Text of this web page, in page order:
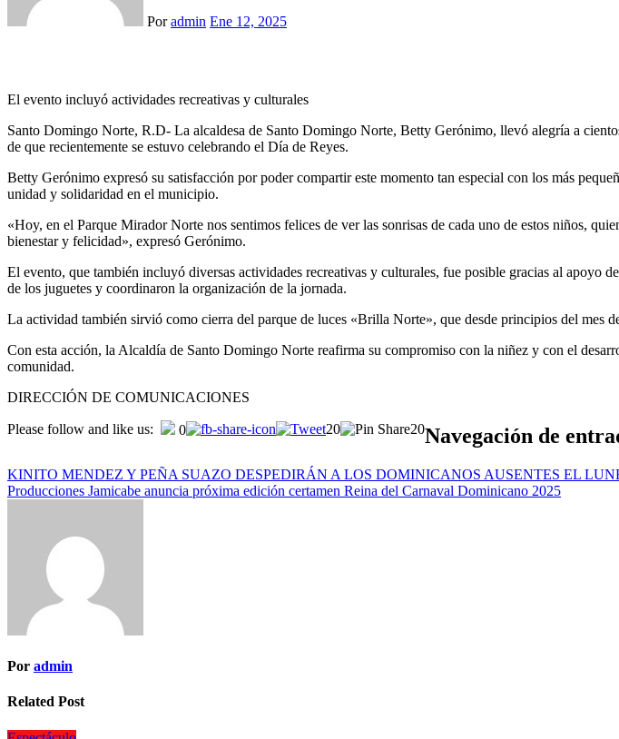
Poradmin Ene 12, 2025
El evento incluyó actividades recreativas y culturales
Santo Domingo Norte, R.D- La alcaldesa de Santo Domingo Norte, Betty Gerónimo, llevó alegría a
de que recientemente se estuvo celebrando el Día de Reyes.
Betty Gerónimo expresó su satisfacción por poder compartir este momento tan especial con los más
unidad y solidaridad en el municipio.
«Hoy, en el Parque Mirador Norte nos sentimos felices de ver las sonrisas de cada uno de estos niños,
bienestar y felicidad», expresó Gerónimo.
El evento, que también incluyó diversas actividades recreativas y culturales, fue posible gracias al apoyo
de los juguetes y coordinaron la organización de la jornada.
La actividad también sirvió como cierra del parque de luces «Brilla Norte», que desde principios del mes
Con esta acción, la Alcaldía de Santo Domingo Norte reafirma su compromiso con la niñez y con el
comunidad.
DIRECCIÓN DE COMUNICACIONES
Please follow and like us: 0 20 20Navegación de
KINITO MENDEZ Y PEÑA SUAZO DESPEDIRÁN A LOS DOMINICANOS AUSENTES EL
Producciones Jamicabe anuncia próxima edición certamen Reina del Carnaval Dominicano 2025
Por admin
Related Post